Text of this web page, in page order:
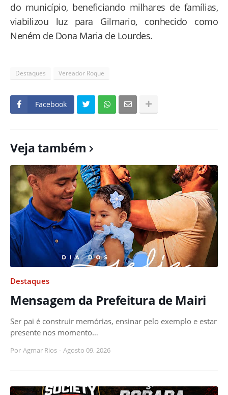
do município, beneficiando milhares de famílias,
viabilizou luz para Gilmario, conhecido como
Neném de Dona Maria de Lourdes.
Destaques Vereador Roque
Facebook
Veja também
Destaques
Mensagem da Prefeitura de Mairi
Ser pai é construir memórias, ensinar pelo exemplo e estar
presente nos momento…
Por Agmar Rios - Agosto 09, 2026